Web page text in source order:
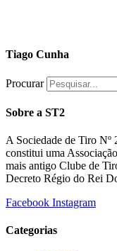
Tiago Cunha
Procurar
Sobre a ST2
A Sociedade de Tiro
constitui uma
mais antigo Clube de
Decreto Régio do Rei
Facebook Instagram
Categorias